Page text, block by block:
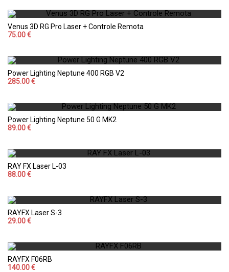
Venus 3D RG Pro Laser + Controle Remota
75.00 €
Power Lighting Neptune 400 RGB V2
285.00 €
Power Lighting Neptune 50 G MK2
89.00 €
RAY FX Laser L-03
88.00 €
RAYFX Laser S-3
29.00 €
RAYFX F06RB
140.00 €